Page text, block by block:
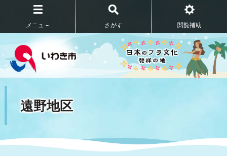
メニュ－ さがす 閲覧補助
遠野地区